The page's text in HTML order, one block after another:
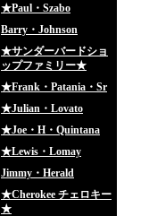
★Paul・Szabo
Barry・Johnson
★サンダーバードショ
ップファミリー★
★Frank・Patania・Sr
★Julian・Lovato
★Joe・H・Quintana
★Lewis・Lomay
Jimmy・Herald
★Cherokee チェロキー
★